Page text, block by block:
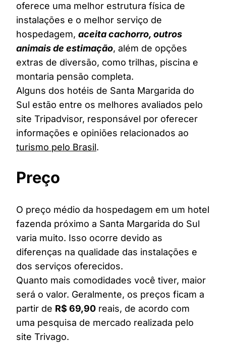
oferece uma melhor estrutura física de
instalações e o melhor serviço de
hospedagem, aceita cachorro, outros
animais de estimação, além de opções
extras de diversão, como trilhas, piscina e
montaria pensão completa.
Alguns dos hotéis de Santa Margarida do
Sul estão entre os melhores avaliados pelo
site Tripadvisor, responsável por oferecer
informações e opiniões relacionados ao
turismo pelo Brasil.
Preço
O preço médio da hospedagem em um hotel
fazenda próximo a Santa Margarida do Sul
varia muito. Isso ocorre devido as
diferenças na qualidade das instalações e
dos serviços oferecidos.
Quanto mais comodidades você tiver, maior
será o valor. Geralmente, os preços ficam a
partir de R$ 69,90 reais, de acordo com
uma pesquisa de mercado realizada pelo
site Trivago.